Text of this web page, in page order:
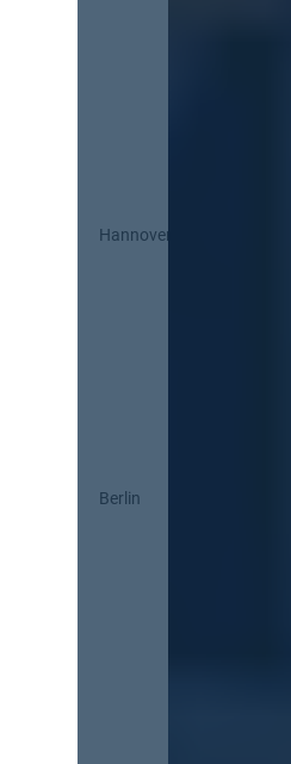
Hannover
Berlin